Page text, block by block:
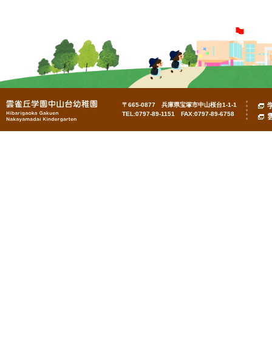
〒665-0877 兵庫県宝塚市中山桜台1-1-1
TEL:0797-89-1151 FAX:0797-89-6758